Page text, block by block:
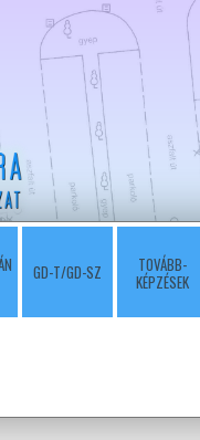
GD-T/GD-SZ
TOVÁBB-
KÉPZÉSEK